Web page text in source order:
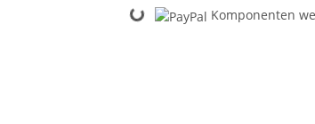
Loading... Komponenten